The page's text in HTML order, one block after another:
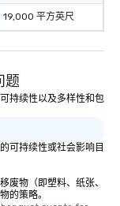
19,000 平方英尺
题
持续性以及多样性和包
可持续性或社会影响目
物（即塑料、纸张、
的策略。